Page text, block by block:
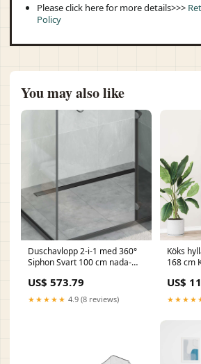
Please click here for more details>>>
Policy
You may also like
Duschavlopp 2-i-1 med 360°
Siphon Svart 100 cm nada-
US$ 573.79
★★★★★ 4.9 (8 reviews)
Köks
168 cm
US$